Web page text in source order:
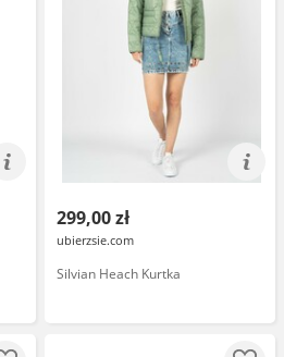
299,00 zł
ubierzsie.com
Silvian Heach Kurtka